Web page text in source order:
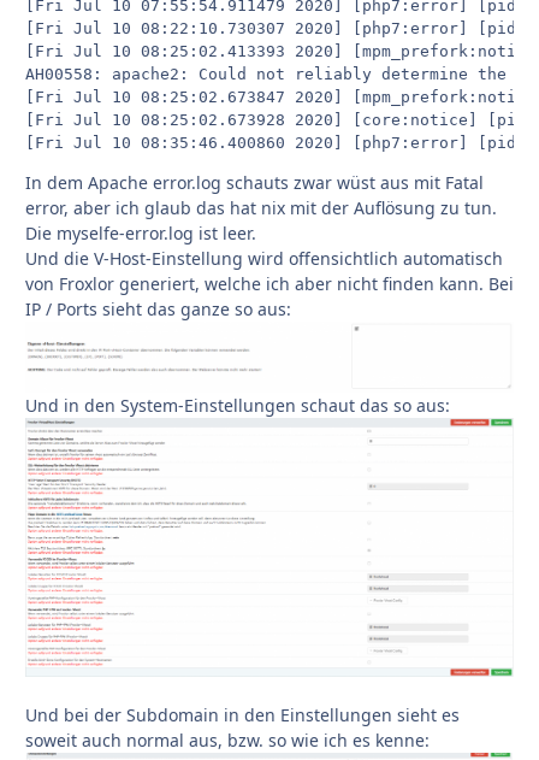
In dem Apache error.log schauts zwar wüst aus mit Fatal
error, aber ich glaub das hat nix mit der Auflösung zu tun.
Die myselfe-error.log ist leer.
Und die V-Host-Einstellung wird offensichtlich automatisch
von Froxlor generiert, welche ich aber nicht finden kann. Bei
IP / Ports sieht das ganze so aus:
Und in den System-Einstellungen schaut das so aus:
Und bei der Subdomain in den Einstellungen sieht es
soweit auch normal aus, bzw. so wie ich es kenne: